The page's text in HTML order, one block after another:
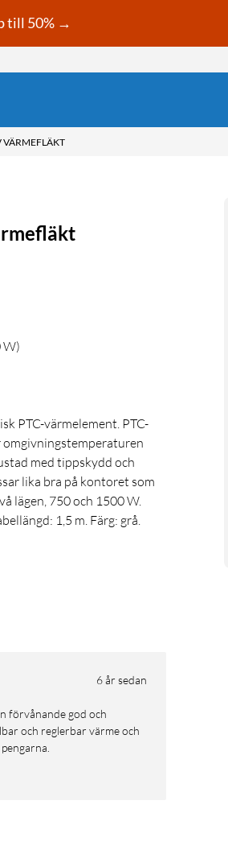
till 50% →
VÄRMEFLÄKT
W)
PTC-värmelement. PTC-
med tippskydd och
lika bra på kontoret som
lägen, 750 och 1500 W.
1,5 m. Färg: grå.
6 år sedan
och reglerbar värme och